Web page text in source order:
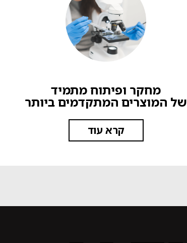
מחקר ופיתוח מתמיד
של המוצרים המתקדמים ביותר
קרא עוד